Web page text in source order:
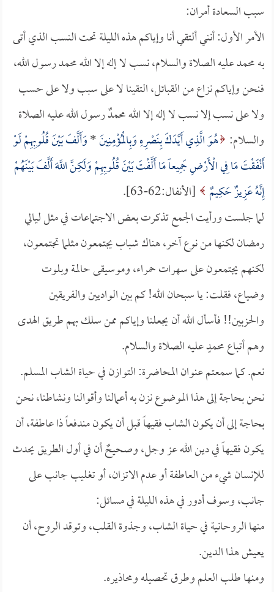
سبب السعادة أمران:
الأمر الأول: أنني ألتقي أنا وإياكم هذه الليلة تحت النسب الذي أتى
به محمد عليه الصلاة والسلام، نسب لا إله إلا الله محمد رسول الله،
فنحن وإياكم نزاع من القبائل، التقينا لا على سبب ولا على حسب
ولا على نسب إلا نسب لا إله إلا الله محمدٌ رسول الله عليه الصلاة
والسلام: هُوَ الَّذِي أَيَّدَكَ بِنَصْرِهِ وَبِالْمُؤْمِنِينَ*وَأَلَّفَ بَيْنَ قُلُوبِهِمْ لَوْ
أَنْفَقْتَ مَا فِي الْأَرْضِ جَمِيعاً مَا أَلَّفْتَ بَيْنَ قُلُوبِهِمْ وَلَكِنَّ اللَّهَ أَلَّفَ بَيْنَهُمْ
إِنَّهُ عَزِيزٌ حَكِيمٌ
[الأنفال:62-63].
لما جلست ورأيت الجمع تذكرت بعض الاجتماعات في مثل ليالي
رمضان لكنها من نوع آخر، هناك شباب يجتمعون مثلما تجتمعون،
لكنهم يجتمعون على سهرات حمراء، وموسيقى حالمة وبلوت
وضياع، فقلت: يا سبحان الله! كم بين الواديين والفريقين
والحزبين!! فأسأل الله أن يجعلنا وإياكم ممن سلك بهم طريق الهدى
وهم أتباع محمدٍ عليه الصلاة والسلام.
نعم. كما سمعتم عنوان المحاضرة: التوازن في حياة الشاب المسلم.
نحن بحاجة إلى هذا الموضوع نزن به أعمالنا وأقوالنا ونشاطنا، نحن
بحاجة إلى أن يكون الشاب فقيهاً قبل أن يكون مندفعاً ذا عاطفة، أن
يكون فقيهاً في دين الله عز وجل، وصحيحٌ أن في أول الطريق يحدث
للإنسان شيء من العاطفة أو عدم الاتزان، أو تغليب جانب على
جانب، وسوف أدور في هذه الليلة في مسائل:
منها الروحانية في حياة الشاب، وجذوة القلب، وتوقد الروح، أن
يعيش هذا الدين.
ومنها طلب العلم وطرق تحصيله ومحاذيره.